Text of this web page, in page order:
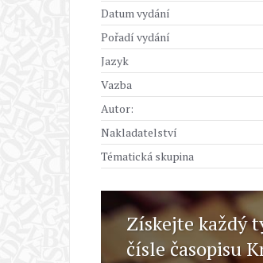
Datum vydání
Pořadí vydání
Jazyk
Vazba
Autor:
Nakladatelství
Tématická skupina
Získejte každý
čísle časopisu